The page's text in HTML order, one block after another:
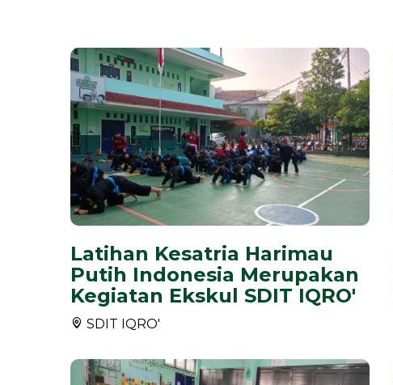
Latihan Kesatria Harimau
Putih Indonesia Merupakan
Kegiatan Ekskul SDIT IQRO'
SDIT IQRO'